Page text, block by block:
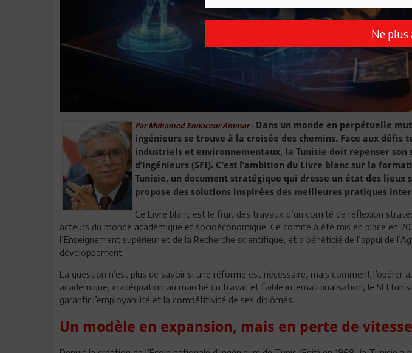
Par Mohamed Ennaceur Ammar -Dans un monde en perpétuelle
ingénieurs se trouve à la croisée des chemins. Face aux défis
industriels et environnementaux, la Tunisie doit repenser son
d’ingénieurs (SFI). C’est l’ambition du Livre blanc sur la
Tunisie, un document stratégique qui dresse un état des lieux
propose des solutions inspirées des meilleures pratiques
Ce Livre blanc est le fruit des travaux d’un comité de réflexion
acteurs du monde académique et socioéconomique. Ce comité a été mis en place en
l’Enseignement supérieur et de la Recherche scientifique, et a bénéficié de l’appui de
développement.
La question n’est plus de savoir si une réforme est nécessaire, mais comment l’opérer
académique, inadéquation au marché du travail et faible internationalisation, le SFI
garantir l’employabilité et la compétitivité de ses diplômés.
Un modèle en expansion, mais en perte de vitesse
Ne plus